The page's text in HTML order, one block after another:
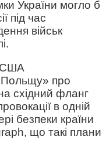
України могло б
під час
військ
США
про
східний фланг
в одній
безпеки країни
що такі плани